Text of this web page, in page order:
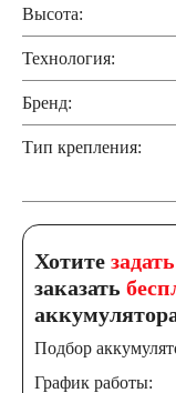
Высота:
Технология:
Бренд:
Тип крепления:
Хотите
заказать
Подбор
График работы: